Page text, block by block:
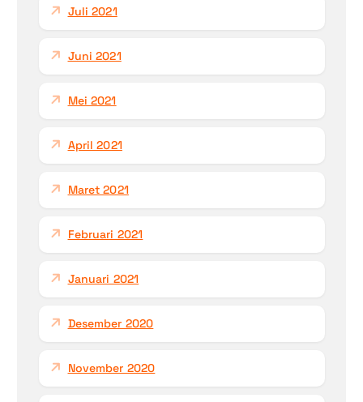
Juli 2021
Juni 2021
Mei 2021
April 2021
Maret 2021
Februari 2021
Januari 2021
Desember 2020
November 2020